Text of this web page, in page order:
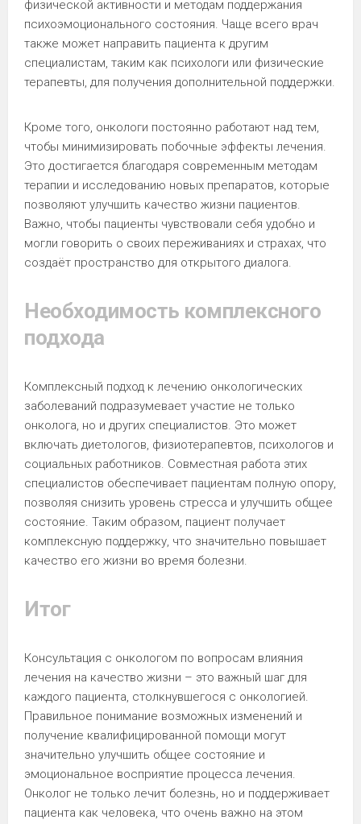
физической активности и методам поддержания
психоэмоционального состояния. Чаще всего врач
также может направить пациента к другим
специалистам, таким как психологи или физические
терапевты, для получения дополнительной поддержки.
Кроме того, онкологи постоянно работают над тем,
чтобы минимизировать побочные эффекты лечения.
Это достигается благодаря современным методам
терапии и исследованию новых препаратов, которые
позволяют улучшить качество жизни пациентов.
Важно, чтобы пациенты чувствовали себя удобно и
могли говорить о своих переживаниях и страхах, что
создаёт пространство для открытого диалога.
Необходимость комплексного
подхода
Комплексный подход к лечению онкологических
заболеваний подразумевает участие не только
онколога, но и других специалистов. Это может
включать диетологов, физиотерапевтов, психологов и
социальных работников. Совместная работа этих
специалистов обеспечивает пациентам полную опору,
позволяя снизить уровень стресса и улучшить общее
состояние. Таким образом, пациент получает
комплексную поддержку, что значительно повышает
качество его жизни во время болезни.
Итог
Консультация с онкологом по вопросам влияния
лечения на качество жизни – это важный шаг для
каждого пациента, столкнувшегося с онкологией.
Правильное понимание возможных изменений и
получение квалифицированной помощи могут
значительно улучшить общее состояние и
эмоциональное восприятие процесса лечения.
Онколог не только лечит болезнь, но и поддерживает
пациента как человека, что очень важно на этом